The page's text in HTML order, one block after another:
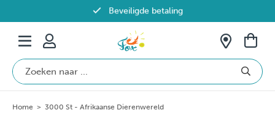
Beveiligde betaling
Gratis verzending vanaf €69 in België
Home > 3000 St - Afrikaanse Dierenwereld